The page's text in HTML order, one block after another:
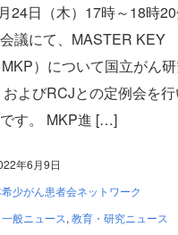
24日（木）17時～18時
議にて、MASTER KEY
）について国立がん
およびRCJとの定例会を行
す。 MKP進 […]
年6月9日
希少がん患者会ネットワーク
一般ニュース, 教育・研究ニュース